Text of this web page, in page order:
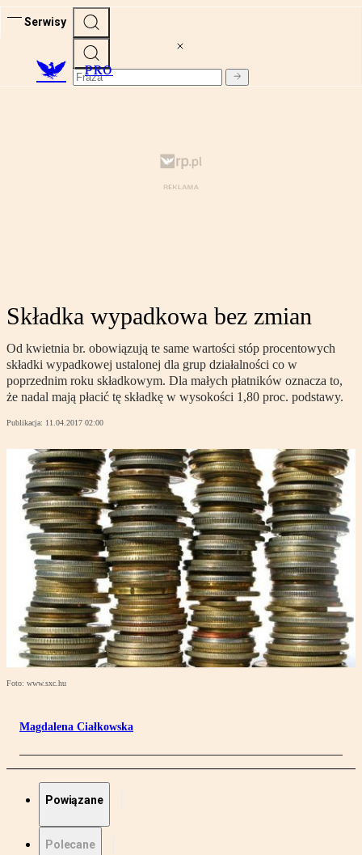
Serwisy
PRO
Składka wypadkowa bez zmian
Od kwietnia br. obowiązują te same wartości stóp procentowych
składki wypadkowej ustalonej dla grup działalności co w
poprzednim roku składkowym. Dla małych płatników oznacza to,
że nadal mają płacić tę składkę w wysokości 1,80 proc. podstawy.
Publikacja: 11.04.2017 02:00
Foto: www.sxc.hu
Magdalena Ciałkowska
Powiązane
Polecane